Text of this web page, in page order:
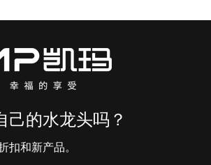
己的水龙头吗？
扣和新产品。